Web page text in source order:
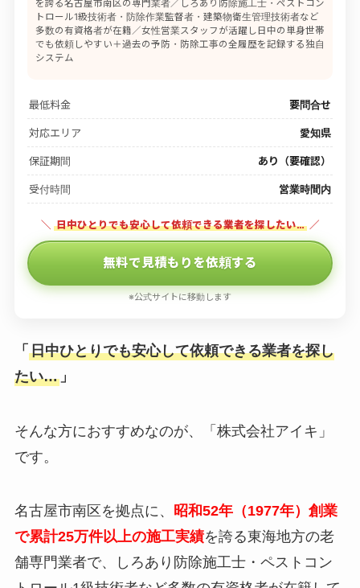
を誇る名古屋市南区の専門業者／しろあり防除施工士・ペストコン
トロール1級技術者・防除作業監督者・建築物衛生管理技術者など
多数の有資格者が在籍／女性営業スタッフが活躍し日中の単身世帯
でも依頼しやすい＋過去の予防・防除工事の全履歴を記録する独自
システム
最低料金 要問合せ
対応エリア 愛知県
保証期間 あり（要確認）
受付時間 営業時間内
＼ 日中ひとりでも安心して依頼できる業者を探したい… ／
無料で見積もりを依頼する
※公式サイトに移動します
「 日中ひとりでも安心して依頼できる業者を探し
たい…」
そんな方におすすめなのが、「株式会社アイキ」
です。
名古屋市南区を拠点に、 昭和52年（1977年）創業
で累計25万件以上の施工実績を誇る東海地方の老
舗専門業者で、しろあり防除施工士・ペストコン